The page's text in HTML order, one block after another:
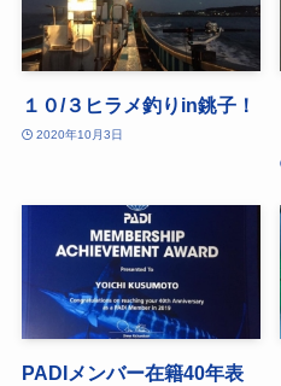
１０/３ヒラメ釣りin銚子！
2020年10月3日
PADIメンバー在籍40年表